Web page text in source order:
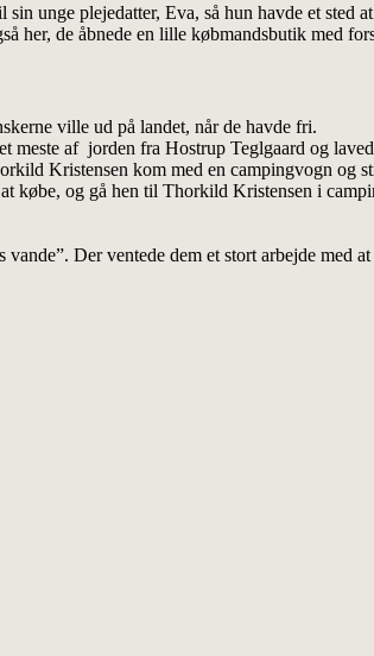
unge plejedatter, Eva, så hun havde et sted
her, de åbnede en lille købmandsbutik med
ville ud på landet, når de havde fri.
meste af jorden fra Hostrup Teglgaard og
Kristensen kom med en campingvogn og
købe, og gå hen til Thorkild Kristensen i
Der ventede dem et stort arbejde med